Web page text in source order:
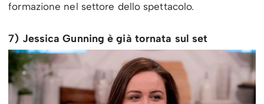
formazione nel settore dello spettacolo.
7) Jessica Gunning è già tornata sul set